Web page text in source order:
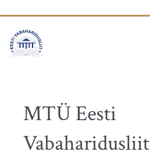
MTÜ Eesti
Vabaharidusliit